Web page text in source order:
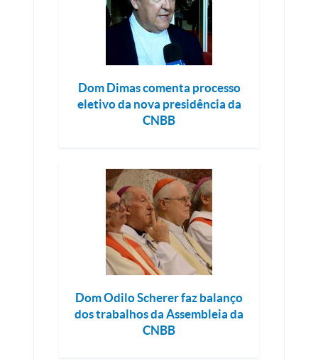
Dom Dimas comenta processo
eletivo da nova presidência da
CNBB
Dom Odilo Scherer faz balanço
dos trabalhos da Assembleia da
CNBB